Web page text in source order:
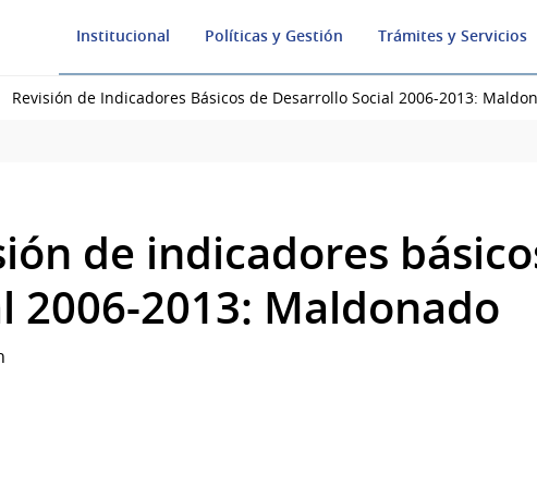
Institucional Políticas y Gestión Trámites y Servicios
Revisión de Indicadores Básicos de Desarrollo Social 2006-2013:
de indicadores
2006-2013: Maldonado